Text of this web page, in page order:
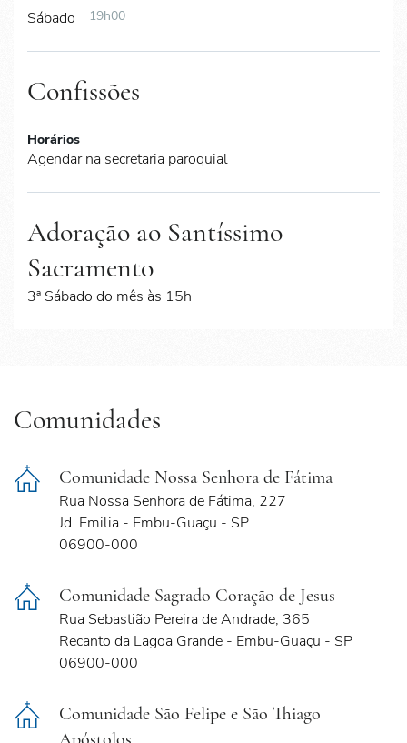
Sábado 19h00
Confissões
Horários
Agendar na secretaria paroquial
Adoração ao Santíssimo
Sacramento
3ª Sábado do mês às 15h
Comunidades
Comunidade Nossa Senhora de Fátima
Rua Nossa Senhora de Fátima, 227
Jd. Emilia - Embu-Guaçu - SP
06900-000
Comunidade Sagrado Coração de Jesus
Rua Sebastião Pereira de Andrade, 365
Recanto da Lagoa Grande - Embu-Guaçu - SP
06900-000
Comunidade São Felipe e São Thiago